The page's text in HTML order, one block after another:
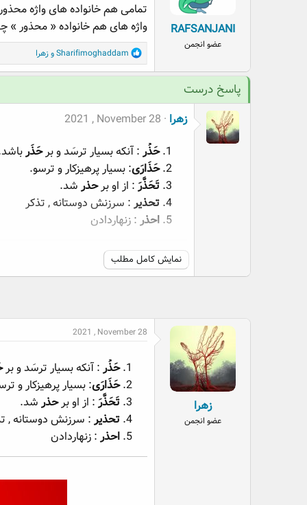
ض
و
ع
RAFSANJANI
عضو انجمن
تمامی هم خانواده های واژه
واژه های هم خانواده « محذور »
R
e
a
t
i
n
s
:
Sharifimoghaddamوزهرا
پاسخ درست
زهرا 2021 , November 28
حَذُر : آنكه بسيار ترسَد و برحَذَر
حَذَارَى: بسيار پرهيزكار و ترسو.
تَحَذَّرَ : از او برحذر شد.
تحذير : سرزنش دوستانه , تذکر
احذر : زنهاردادن
نمایش کامل مطلب
زهرا
عضو انجمن
2021 , November 28
حَذُر : آنكه بسيار ترسَد و بر
حَذَارَى: بسيار پرهيزكار و
تَحَذَّرَ : از او برحذر شد.
تحذير: سرزنش دوستانه ,
احذر : زنهاردادن